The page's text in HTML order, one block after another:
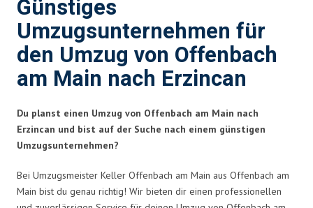
Günstiges
Umzugsunternehmen für
den Umzug von Offenbach
am Main nach Erzincan
Du planst einen Umzug von Offenbach am Main nach
Erzincan und bist auf der Suche nach einem günstigen
Umzugsunternehmen?
Bei Umzugsmeister Keller Offenbach am Main aus Offenbach am
Main bist du genau richtig! Wir bieten dir einen professionellen